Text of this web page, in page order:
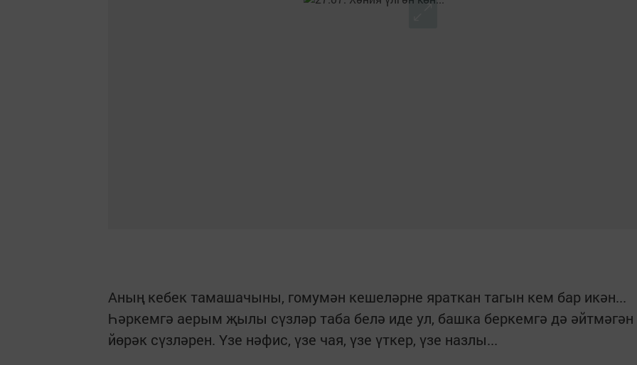
Аның кебек тамашачыны, гомумән кешеләрне яраткан тагын кем бар икән...
Һәркемгә аерым җылы сүзләр таба белә иде ул, башка беркемгә дә әйтмәгән
йөрәк сүзләрен. Үзе нәфис, үзе чая, үзе үткер, үзе назлы...